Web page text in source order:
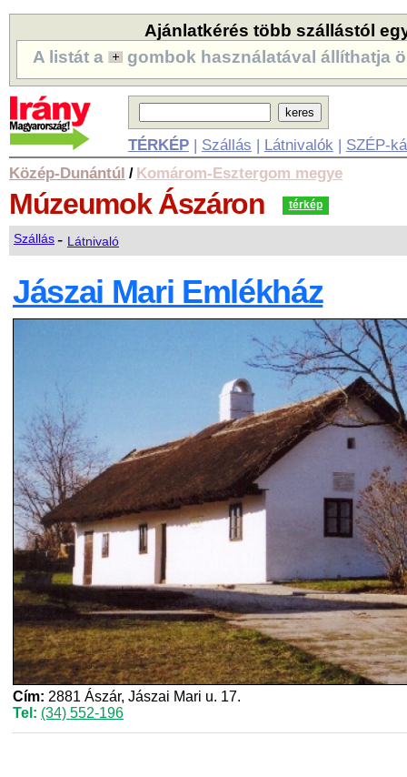
Ajánlatkérés több szállástól
A listát a
gombok használatával állíthatja
TÉRKÉP| Szállás | Látnivalók | SZÉP-
Közép-Dunántúl / Komárom-Esztergom megye
Múzeumok Ászáron térkép
Szállás- Látnivaló
Jászai Mari Emlékház
Cím: 2881 Ászár, Jászai Mari u. 17.
Tel: (34) 552-196